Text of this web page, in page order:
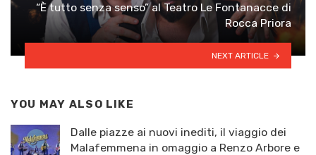
“È tutto senza senso” al Teatro Le Fontanacce di
Rocca Priora
NEXT ARTICLE
YOU MAY ALSO LIKE
Dalle piazze ai nuovi inediti, il viaggio dei
Malafemmena in omaggio a Renzo Arbore e